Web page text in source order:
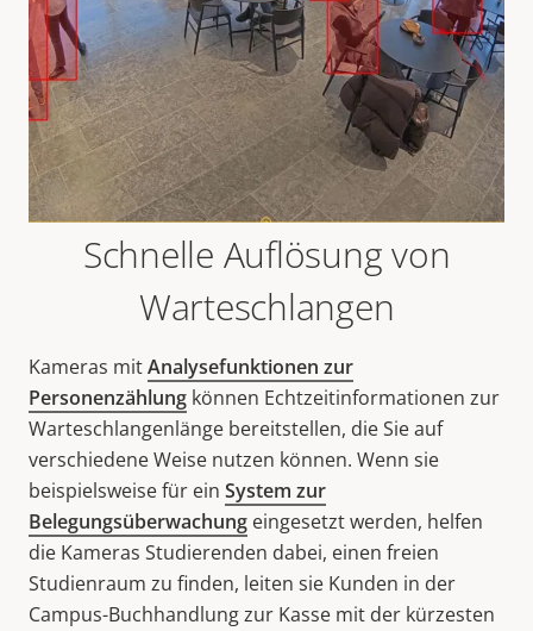
Schnelle Auflösung von
Warteschlangen
Kameras mitAnalysefunktionen zur
Personenzählung können Echtzeitinformationen zur
Warteschlangenlänge bereitstellen, die Sie auf
verschiedene Weise nutzen können. Wenn sie
beispielsweise für ein System zur
Belegungsüberwachung eingesetzt werden, helfen
die Kameras Studierenden dabei, einen freien
Studienraum zu finden, leiten sie Kunden in der
Campus-Buchhandlung zur Kasse mit der kürzesten